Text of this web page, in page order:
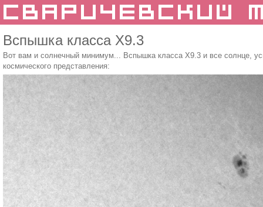
Вспышка класса X9.3
Вот вам и солнечный минимум... Вспышка класса X9.3 и все солнце,
космического представления: